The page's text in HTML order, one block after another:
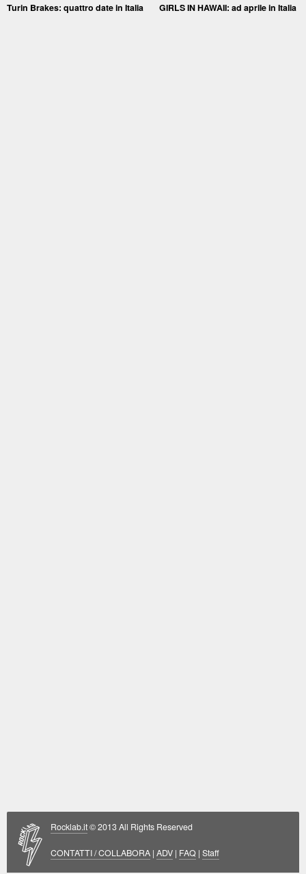
Turin Brakes: quattro date in Italia GIRLS IN HAWAII: ad aprile in Italia
Rocklab.it© 2013 All Rights Reserved
CONTATTI / COLLABORA |ADV | FAQ |Staff